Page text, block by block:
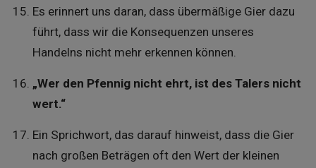
Es erinnert uns daran, dass übermäßige Gier dazu
führt, dass wir die Konsequenzen unseres
Handelns nicht mehr erkennen können.
„Wer den Pfennig nicht ehrt, ist des Talers nicht
wert.“
Ein Sprichwort, das darauf hinweist, dass die Gier
nach großen Beträgen oft den Wert der kleinen